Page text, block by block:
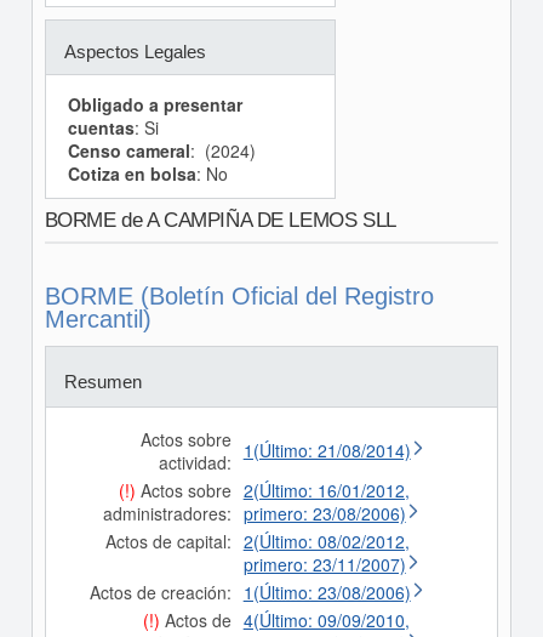
Aspectos Legales
Obligado a presentar
cuentas: Si
Censo cameral: (2024)
Cotiza en bolsa: No
BORME de A CAMPIÑA DE LEMOS SLL
BORME (Boletín Oficial del Registro
Mercantil)
Resumen
Actos sobre
actividad: 1(Último: 21/08/2014)
(!) Actos sobre
administradores:
2(Último: 16/01/2012,
primero: 23/08/2006)
Actos de capital: 2(Último: 08/02/2012,
primero: 23/11/2007)
Actos de creación: 1(Último: 23/08/2006)
(!) Actos de 4(Último: 09/09/2010,